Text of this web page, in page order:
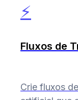
⚡
Fluxos de
Crie fluxos